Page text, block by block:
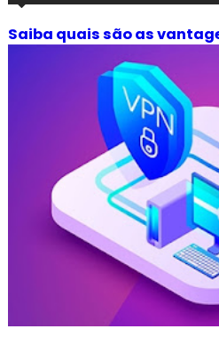
Saiba quais são as